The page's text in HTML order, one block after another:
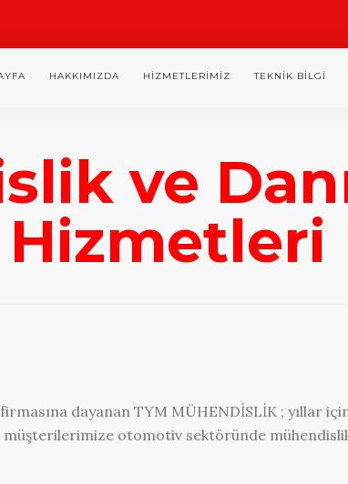
HAKKIMIZDA HIZMETLERIMIZ TEKNIK BILGI
ve
Hizmetleri
dayanan TYM MÜHENDİSLİK ; yıllar
müşterilerimize otomotiv sektöründe